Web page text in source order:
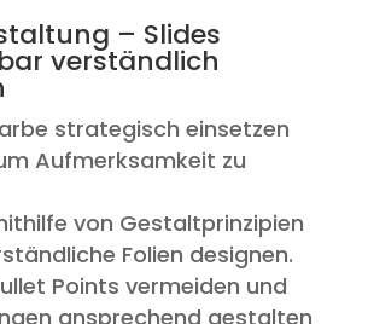
– Slides
verständlich
strategisch einsetzen
Aufmerksamkeit zu
von Gestaltprinzipien
Folien designen.
Points vermeiden und
ansprechend gestalten